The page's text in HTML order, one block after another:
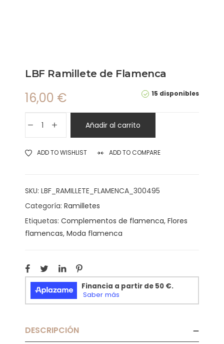
LBF Ramillete de Flamenca
15 disponibles
16,00 €
Añadir al carrito
ADD TO WISHLIST ADD TO COMPARE
SKU: LBF_RAMILLETE_FLAMENCA_300495
Categoría: Ramilletes
Etiquetas: Complementos de flamenca, Flores
flamencas, Moda flamenca
DESCRIPCIÓN